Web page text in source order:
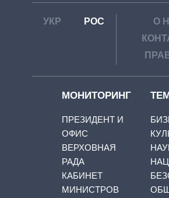
УКР РОС
О
МОНИТОРИНГ
ПРЕЗИДЕНТ И
ОФИС
ВЕРХОВНАЯ
РАДА
КАБИНЕТ
МИНИСТРОВ